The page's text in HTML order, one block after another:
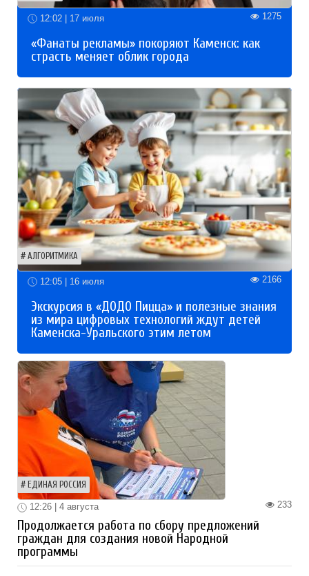
12:02 | 17 июля 1275
«Фанаты рекламы» покоряют Каменск: как
страсть меняет облик города
АЛГОРИТМИКА
12:05 | 16 июля 2166
Экскурсия в «ДОДО Пицца» и полезные знания
из мира цифровых технологий ждут детей
Каменска-Уральского этим летом
ЕДИНАЯ РОССИЯ
233
12:26 | 4 августа
Продолжается работа по сбору предложений
граждан для создания новой Народной
программы